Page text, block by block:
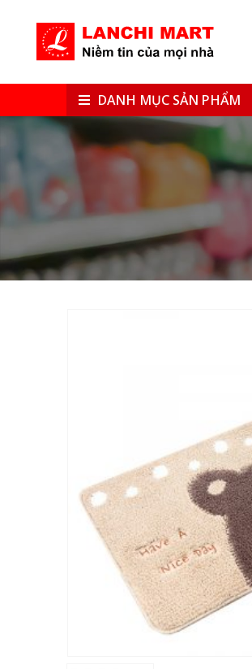
DANH MỤC SẢN PHẨM